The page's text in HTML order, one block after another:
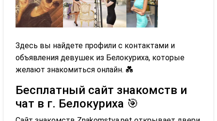
Здесь вы найдете профили с контактами и
объявления девушек из Белокуриха, которые
желают знакомиться онлайн. 💑
Бесплатный сайт знакомств и
чат в г. Белокуриха 🎯